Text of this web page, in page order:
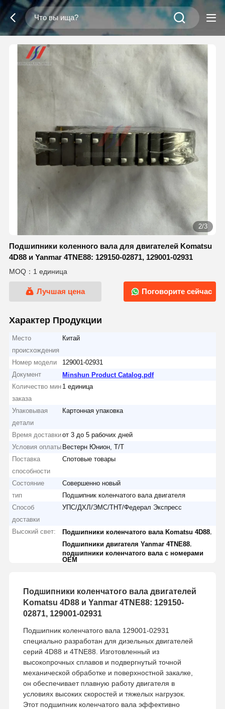
2/3
Подшипники коленного вала для двигателей Komatsu
4D88 и Yanmar 4TNE88: 129150-02871, 129001-02931
MOQ：1 единица
Лучшая цена Поговорите сейчас
Характер Продукции
Место
происхождения
Китай
Номер модели
129001-02931
Документ
Minshun Product Catalog.pdf
Количество мин
заказа
1 единица
Упаковывая
детали
Картонная упаковка
Время доставкиот 3 до 5 рабочих дней
Условия оплаты Вестерн Юнион, Т/Т
Поставка
способности
Спотовые товары
Состояние
Совершенно новый
тип
Подшипник коленчатого вала двигателя
Способ
доставки
УПС/ДХЛ/ЭМС/ТНТ/Федерал Экспресс
Высокий свет: Подшипники коленчатого вала Komatsu 4D88
Подшипники двигателя Yanmar 4TNE88
подшипники коленчатого вала с номерами
OEM
Подшипники коленчатого вала двигателей
Komatsu 4D88 и Yanmar 4TNE88: 129150-
02871, 129001-02931
Подшипник коленчатого вала 129001-02931
специально разработан для дизельных двигателей
серий 4D88 и 4TNE88. Изготовленный из
высокопрочных сплавов и подвергнутый точной
механической обработке и поверхностной закалке,
он обеспечивает плавную работу двигателя в
условиях высоких скоростей и тяжелых нагрузок.
Этот подшипник коленчатого вала эффективно